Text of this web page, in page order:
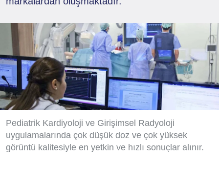
Pediatrik Kardiyoloji ve Girişimsel Radyoloji
uygulamalarında çok düşük doz ve çok yüksek
görüntü kalitesiyle en yetkin ve hızlı sonuçlar alınır.